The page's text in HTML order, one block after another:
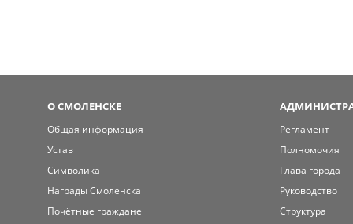
О СМОЛЕНСКЕ
Общая информация
Устав
Символика
Награды Смоленска
Почётные граждане
Регламент
Полномочия
Глава города
Руководство
Структура